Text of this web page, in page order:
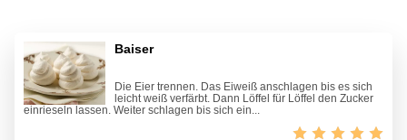
Baiser
Die Eier trennen. Das Eiweiß anschlagen bis es sich
leicht weiß verfärbt. Dann Löffel für Löffel den Zucker
einrieseln lassen. Weiter schlagen bis sich ein...